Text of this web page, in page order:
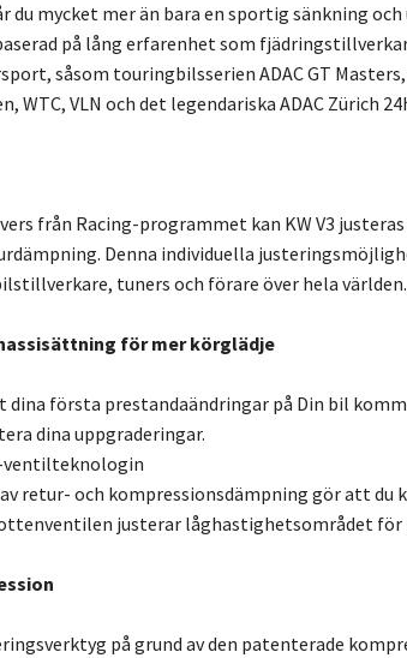
du mycket mer än bara en sportig sänkning
på lång erfarenhet som
såsom touringbilsserien ADAC GT Masters,
WTC, VLN och det legendariska ADAC Zürich
från Racing-programmet kan KW V3
Denna individuella
tuners och förare över hela världen.
för mer körglädje
dina första prestandaändringar på Din bil
dina uppgraderingar.
ventilteknologin
retur- och kompressionsdämpning gör att du
justerar låghastighetsområdet för
på grund av den patenterade